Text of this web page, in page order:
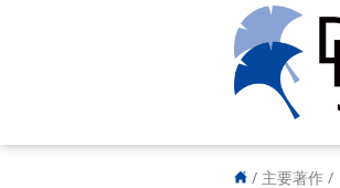
/ 主要著作 /